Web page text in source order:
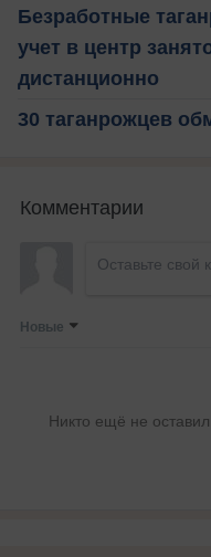
Безработные
учет в центр
дистанционно
30 таганрожцев
Комментарии
Новые
Никто ещё не